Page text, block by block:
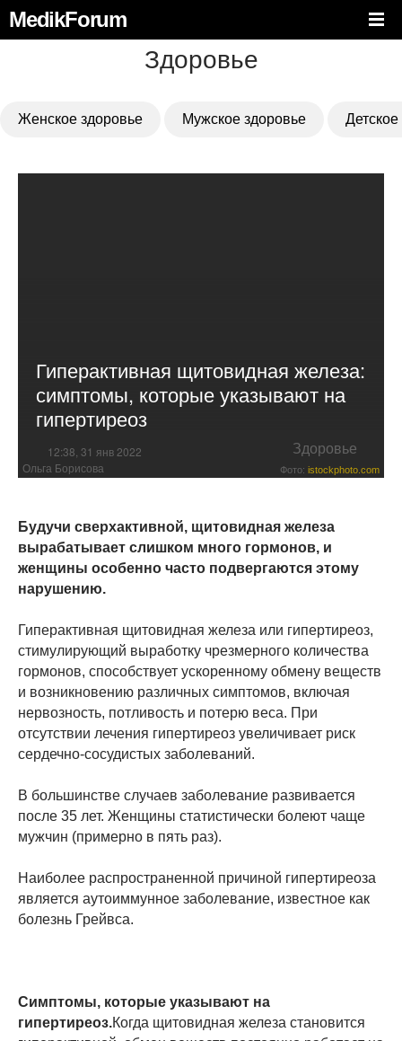
MedikForum
Здоровье
Женское здоровье Мужское здоровье
Гиперактивная щитовидная железа:
симптомы, которые указывают на
гипертиреоз
12:38, 31 янв 2022 Здоровье
Ольга Борисова Фото: istockphoto.com
Будучи сверхактивной, щитовидная железа
вырабатывает слишком много гормонов, и
женщины особенно часто подвергаются этому
нарушению.
Гиперактивная щитовидная железа или гипертиреоз,
стимулирующий выработку чрезмерного количества
гормонов, способствует ускоренному обмену веществ
и возникновению различных симптомов, включая
нервозность, потливость и потерю веса. При
отсутствии лечения гипертиреоз увеличивает риск
сердечно-сосудистых заболеваний.
В большинстве случаев заболевание развивается
после 35 лет. Женщины статистически болеют чаще
мужчин (примерно в пять раз).
Наиболее распространенной причиной гипертиреоза
является аутоиммунное заболевание, известное как
болезнь Грейвса.
Симптомы, которые указывают на
гипертиреоз.Когда щитовидная железа становится